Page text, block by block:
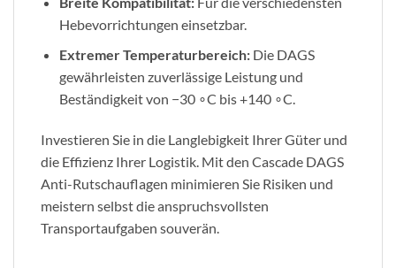
Hebevorrichtungen einsetzbar.
Extremer Temperaturbereich:Die DAGS
gewährleisten zuverlässige Leistung und
Beständigkeit von −30 ∘C bis +140 ∘C.
Investieren Sie in die Langlebigkeit Ihrer Güter und
die Effizienz Ihrer Logistik. Mit den Cascade DAGS
Anti-Rutschauflagen minimieren Sie Risiken und
meistern selbst die anspruchsvollsten
Transportaufgaben souverän.